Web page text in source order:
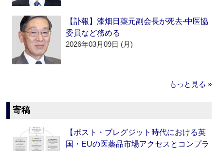
【訃報】漆畑日薬元副会長が死去‐中医協
委員など務める
2026年03月09日 (月)
もっと見る »
寄稿
【ポスト・ブレグジット時代における英
国・EUの医薬品市場アクセスとコンプラ